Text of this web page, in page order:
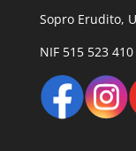
Sopro Erudito,
NIF 515 523 410